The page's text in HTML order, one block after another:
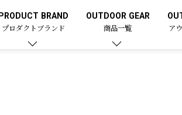
PRODUCT BRAND
プロダクトブランド
OUTDOOR GEAR
商品一覧 ア